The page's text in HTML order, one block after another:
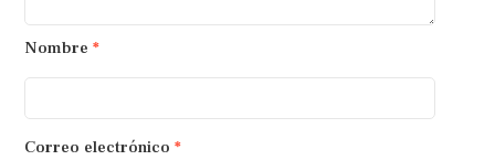
Nombre *
Correo electrónico *